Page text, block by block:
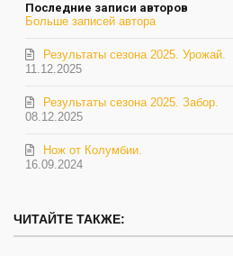
Последние записи авторов
Больше записей автора
11.12.2025
Результаты сезона 2025. Урожай.
08.12.2025
Результаты сезона 2025. Забор.
16.09.2024
Нож от Колумбии.
ЧИТАЙТЕ ТАКЖЕ: